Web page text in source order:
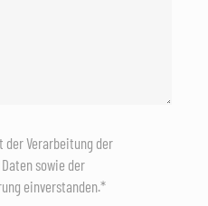
Verarbeitung der
sowie der
einverstanden.*